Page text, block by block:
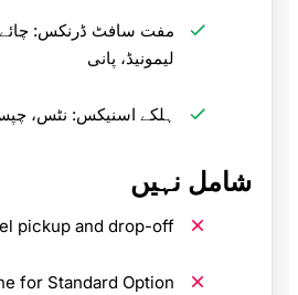
لیمونیڈ، پانی
ہلکے اسنیکس: نٹس،
شامل نہیں
pickup and drop-off
for Standard Option